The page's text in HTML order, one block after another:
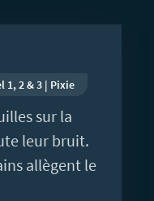
1, 2 & 3 | Pixie
sur la
leur bruit.
allègent le